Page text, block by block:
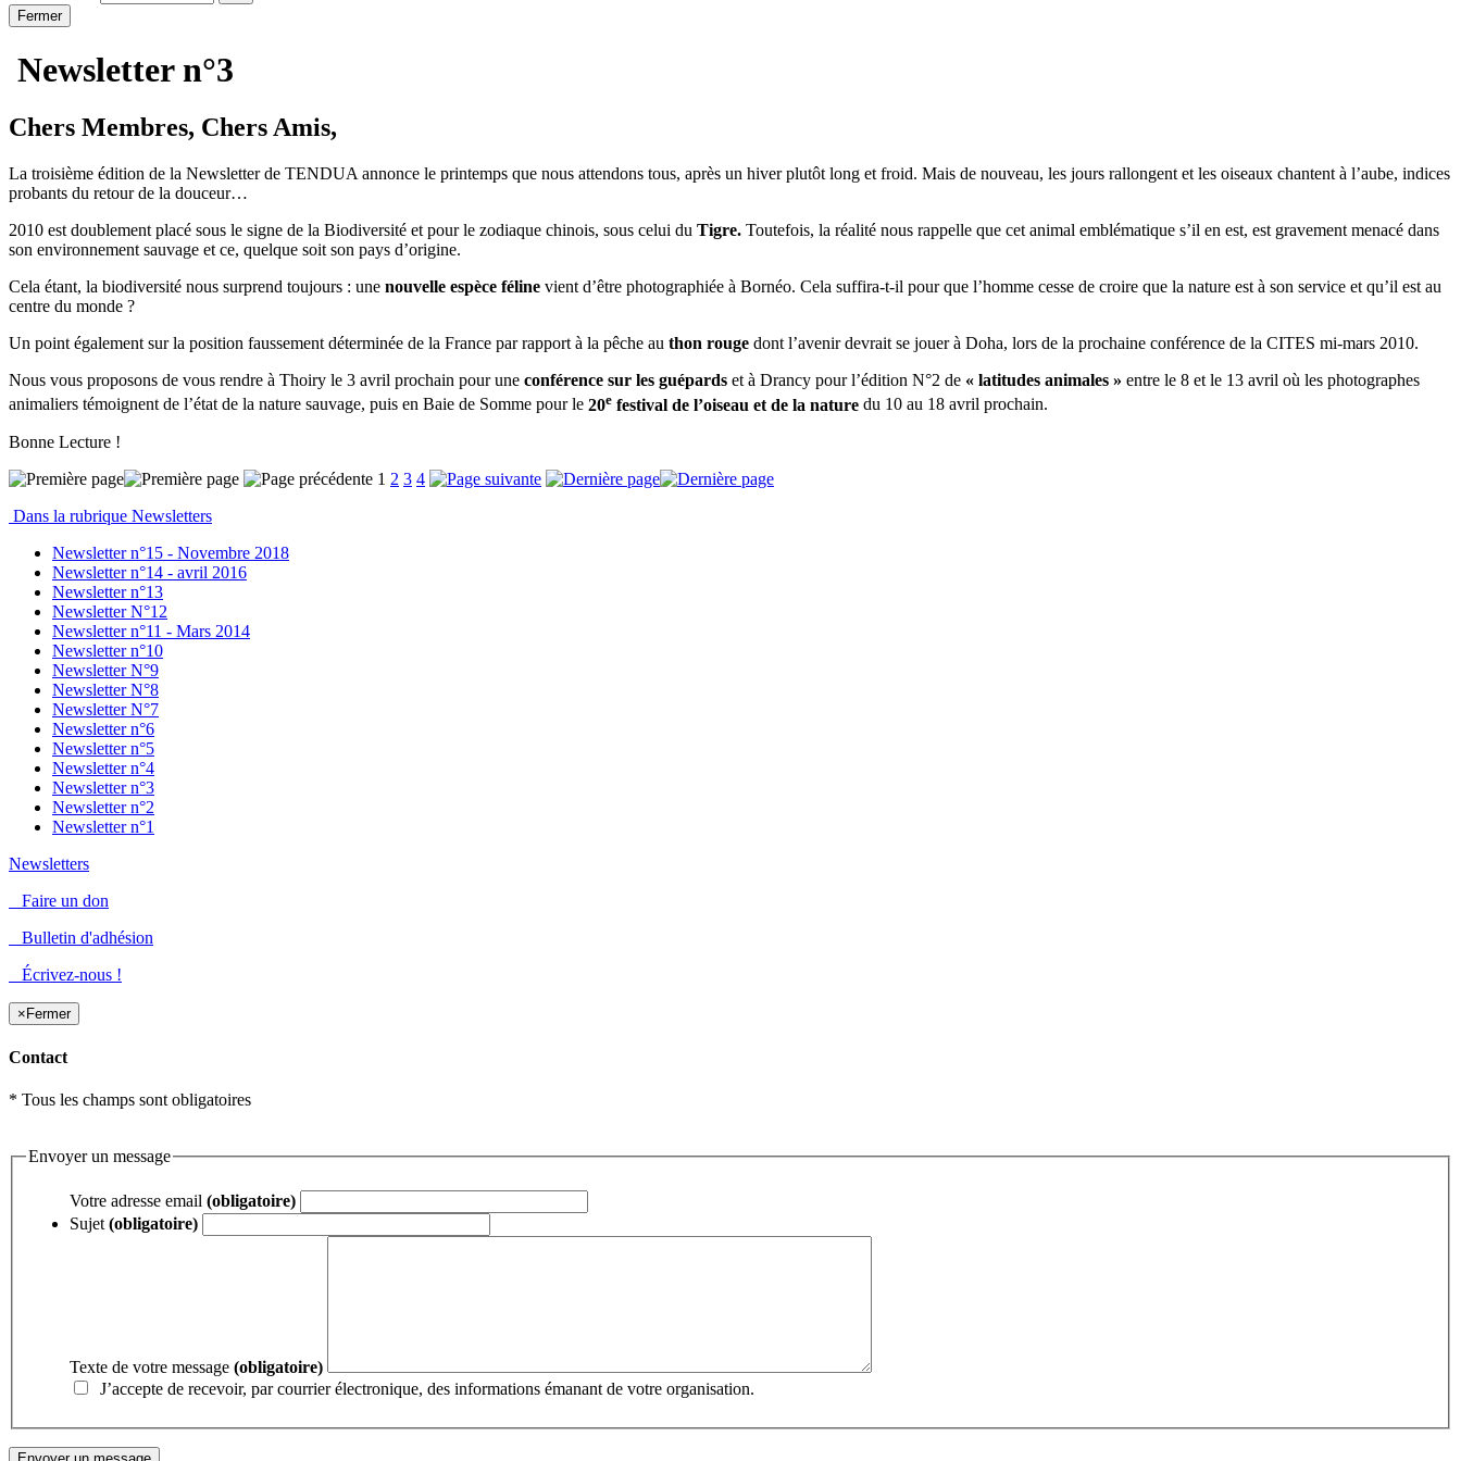
Fermer
Newsletter n°3
Chers Membres, Chers Amis,
La troisième édition de la Newsletter de TENDUA annonce le printemps que nous attendons tous, après un hiver plutôt long et froid. Mais de nouveau, les jours rallongent et les oiseaux chantent à l’aube, indices
probants du retour de la douceur…
2010 est doublement placé sous le signe de la Biodiversité et pour le zodiaque chinois, sous celui du Tigre. Toutefois, la réalité nous rappelle que cet animal emblématique s’il en est, est gravement menacé dans
son environnement sauvage et ce, quelque soit son pays d’origine.
Cela étant, la biodiversité nous surprend toujours : une nouvelle espèce féline vient d’être photographiée à Bornéo. Cela suffira-t-il pour que l’homme cesse de croire que la nature est à son service et qu’il est au
centre du monde ?
Un point également sur la position faussement déterminée de la France par rapport à la pêche au thon rouge dont l’avenir devrait se jouer à Doha, lors de la prochaine conférence de la CITES mi-mars 2010.
Nous vous proposons de vous rendre à Thoiry le 3 avril prochain pour une conférence sur les guépards et à Drancy pour l’édition N°2 de « latitudes animales » entre le 8 et le 13 avril où les photographes
animaliers témoignent de l’état de la nature sauvage, puis en Baie de Somme pour le 20e festival de l’oiseau et de la nature du 10 au 18 avril prochain.
Bonne Lecture !
1 2 3 4
Dans la rubrique Newsletters
Newsletter n°15 - Novembre 2018
Newsletter n°14 - avril 2016
Newsletter n°13
Newsletter N°12
Newsletter n°11 - Mars 2014
Newsletter n°10
Newsletter N°9
Newsletter N°8
Newsletter N°7
Newsletter n°6
Newsletter n°5
Newsletter n°4
Newsletter n°3
Newsletter n°2
Newsletter n°1
Newsletters
Faire un don
Bulletin d'adhésion
Écrivez-nous !
×Fermer
Contact
* Tous les champs sont obligatoires
Envoyer un message
Votre adresse email (obligatoire)
Sujet (obligatoire)
Texte de votre message (obligatoire)
J’accepte de recevoir, par courrier électronique, des informations émanant de votre organisation.